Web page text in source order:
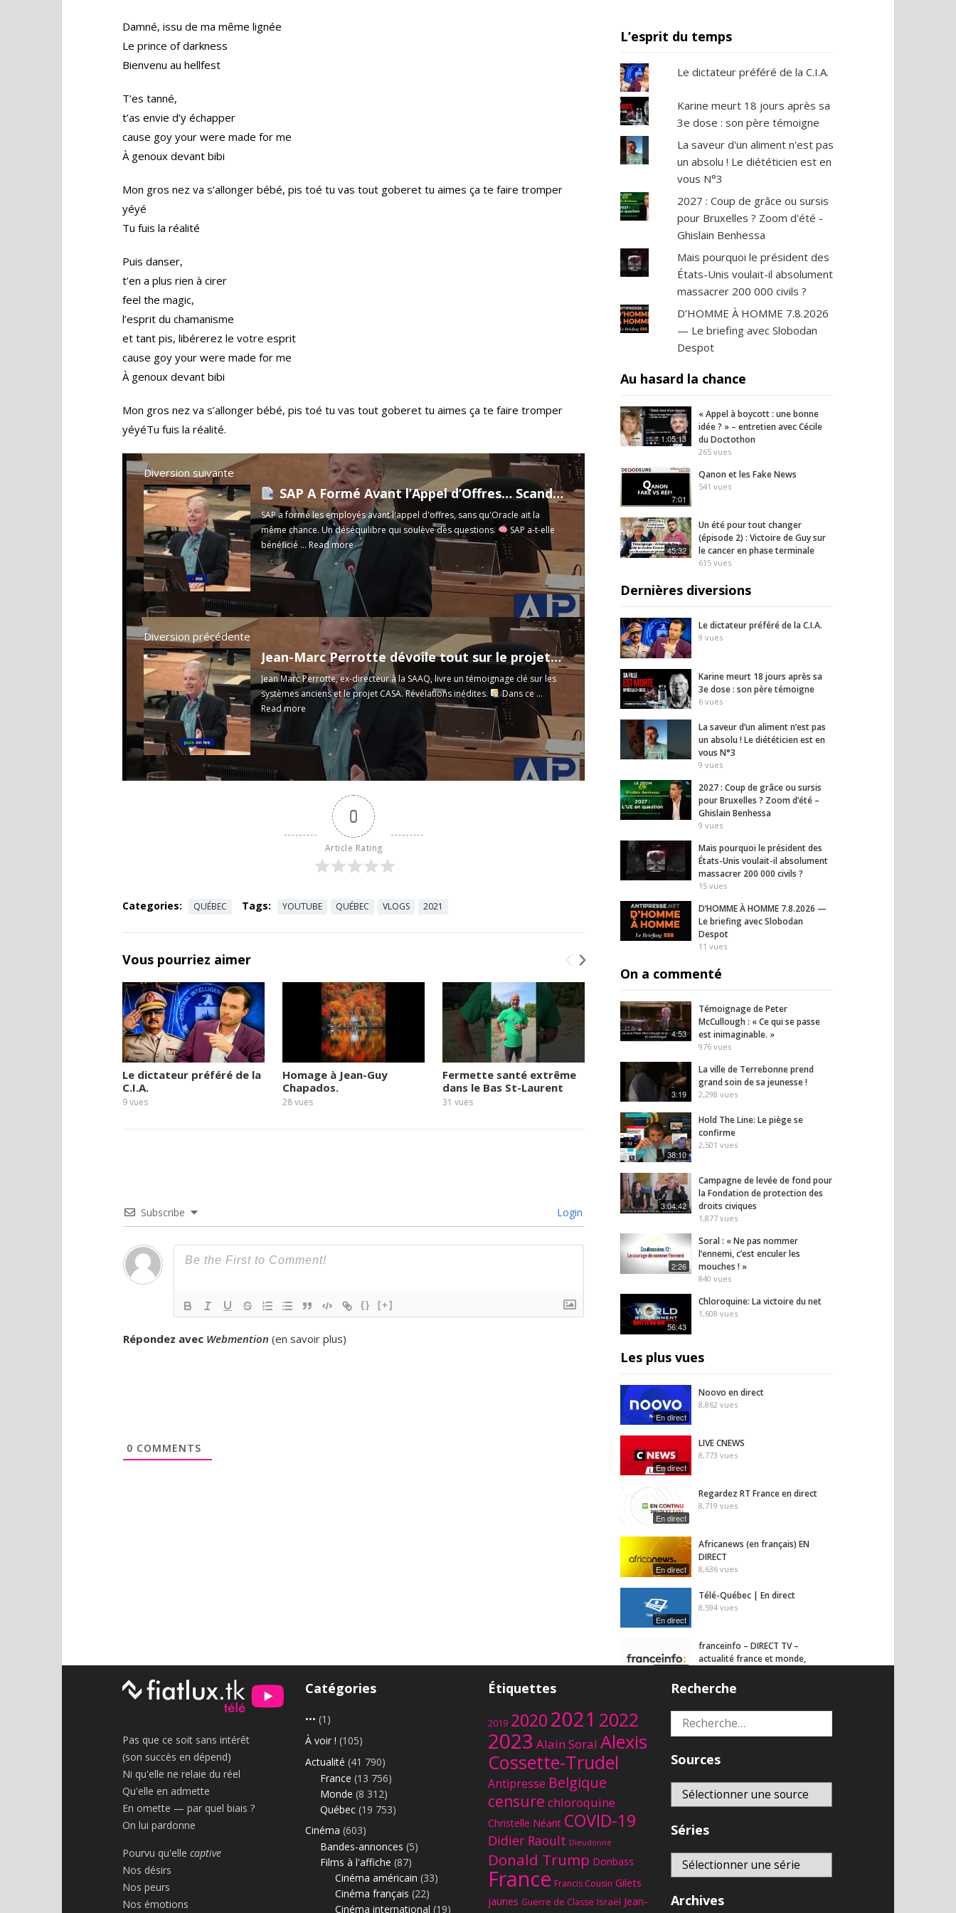
Damné, issu de ma même lignée
Le prince of darkness
Bienvenu au hellfest
T’es tanné,
t’as envie d’y échapper
cause goy your were made for me
À genoux devant bibi
Mon gros nez va s’allonger bébé, pis toé tu vas tout goberet tu aimes ça te faire tromper
yéyé
Tu fuis la réalité
Puis danser,
t’en a plus rien à cirer
feel the magic,
l’esprit du chamanisme
et tant pis, libérerez le votre esprit
cause goy your were made for me
À genoux devant bibi
Mon gros nez va s’allonger bébé, pis toé tu vas tout goberet tu aimes ça te faire tromper
yéyéTu fuis la réalité.
Diversion suivante
SAP A Formé Avant l’Appel d’Offres… Scandale ?
SAP a formé les employés avant l'appel d'offres, sans qu'Oracle ait la
même chance. Un déséquilibre qui soulève des questions.
SAP a-t-elle
bénéficié ... Read more
Diversion précédente
Jean-Marc Perrotte dévoile tout sur le projet CASA
Jean Marc Perrotte, ex-directeur à la SAAQ, livre un témoignage clé sur les
systèmes anciens et le projet CASA. Révélations inédites.
Dans ce ...
Read more
0
Article Rating
Categories: QUÉBEC Tags: YOUTUBE QUÉBEC VLOGS 2021
Vous pourriez aimer
Le dictateur préféré de la
C.I.A.
9vues
Homage à Jean-Guy
Chapados.
28vues
Fermette santé extrême
dans le Bas St-Laurent
31 vues
Quand un arbre à plus de
droits…
vues
Le vieil homme au bout du
quai
Subscribe Login
{} [+]
Répondez avec Webmention (en savoir plus)
0 COMMENTS
L’esprit du temps
Le dictateur préféré de la C.I.A.
Karine meurt 18 jours après sa
3e dose : son père témoigne
La saveur d'un aliment n'est pas
un absolu ! Le diététicien est en
vous N°3
2027 : Coup de grâce ou sursis
pour Bruxelles ? Zoom d'été -
Ghislain Benhessa
Mais pourquoi le président des
États-Unis voulait-il absolument
massacrer 200 000 civils ?
D’HOMME À HOMME 7.8.2026
— Le briefing avec Slobodan
Despot
Au hasard la chance
1:05:13
« Appel à boycott : une bonne
idée ? » – entretien avec Cécile
du Doctothon
265 vues
7:01
Qanon et les Fake News
541 vues
45:32
Un été pour tout changer
(épisode 2) : Victoire de Guy sur
le cancer en phase terminale
615 vues
Dernières diversions
Le dictateur préféré de la C.I.A.
9 vues
Karine meurt 18 jours après sa
3e dose : son père témoigne
6 vues
La saveur d’un aliment n’est pas
un absolu ! Le diététicien est en
vous N°3
9 vues
2027 : Coup de grâce ou sursis
pour Bruxelles ? Zoom d’été –
Ghislain Benhessa
9 vues
Mais pourquoi le président des
États-Unis voulait-il absolument
massacrer 200 000 civils ?
15 vues
D’HOMME À HOMME 7.8.2026 —
Le briefing avec Slobodan
Despot
11 vues
On a commenté
4:53
Témoignage de Peter
McCullough : « Ce qui se passe
est inimaginable. »
976 vues
3:19
La ville de Terrebonne prend
grand soin de sa jeunesse !
2,298 vues
38:10
Hold The Line: Le piège se
confirme
2,501 vues
3:04:42
Campagne de levée de fond pour
la Fondation de protection des
droits civiques
1,877 vues
2:26
Soral : « Ne pas nommer
l’ennemi, c’est enculer les
mouches ! »
840 vues
56:43
Chloroquine: La victoire du net
1,608 vues
Les plus vues
En direct
Noovo en direct
8,862 vues
En direct
LIVE CNEWS
8,773 vues
En direct
Regardez RT France en direct
8,719 vues
En direct
Africanews (en français) EN
DIRECT
8,636 vues
En direct
Télé-Québec | En direct
8,594 vues
franceinfo – DIRECT TV –
actualité france et monde,
analyses
6,900vues
Pas que ce soit sans intérêt
(son succès en dépend)
Ni qu'elle ne relaie du réel
Qu'elle en admette
En omette — par quel biais ?
On lui pardonne
Pourvu qu'elle captive
Nos désirs
Nos peurs
Nos émotions
Catégories
••• (1)
À voir ! (105)
Actualité (41 790)
France (13 756)
Monde (8 312)
Québec (19 753)
Cinéma (603)
Bandes-annonces (5)
Films à l'affiche (87)
Cinéma américain (33)
Cinéma français (22)
Cinéma international (19)
Étiquettes
2019 20202021 2022
2023 Alain Soral Alexis
Cossette-Trudel
Antipresse Belgique
censure chloroquine
Christelle Néant COVID-19
Didier Raoult Dieudonné
Donald Trump Donbass
France Francis Cousin Gilets
jaunes Guerre de Classe Israël Jean-
Recherche
Rechercher :
Sources
Séries
Archives